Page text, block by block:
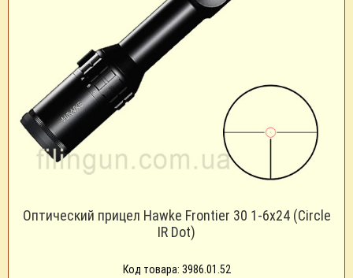
Оптический прицел Hawke Frontier 30 1-6x24 (Circle
IR Dot)
Код товара: 3986.01.52